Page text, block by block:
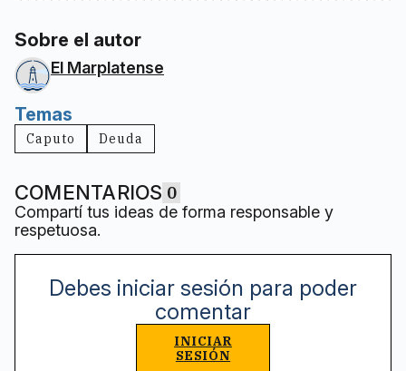
Sobre el autor
El Marplatense
Temas
Caputo Deuda
COMENTARIOS 0
Compartí tus ideas de forma responsable y
respetuosa.
Debes iniciar sesión para poder
comentar
INICIAR
SESIÓN